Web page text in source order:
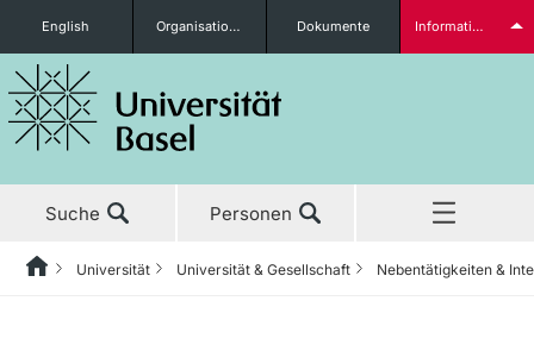
Studieninteressierte
English Organisationseinheiten Dokumente Informationen für...
Suche Personen
HomeZurückUniversität Universität & Gesellschaft Nebentätigkeiten &